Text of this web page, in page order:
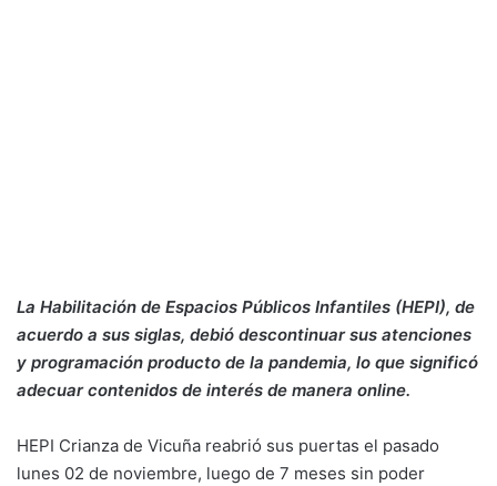
La Habilitación de Espacios Públicos Infantiles (HEPI), de
acuerdo a sus siglas, debió descontinuar sus atenciones
y programación producto de la pandemia, lo que significó
adecuar contenidos de interés de manera online.
HEPI Crianza de Vicuña reabrió sus puertas el pasado
lunes 02 de noviembre, luego de 7 meses sin poder